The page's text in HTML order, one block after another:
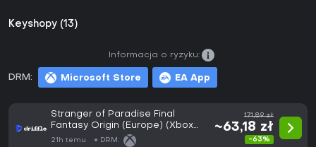
Keyshopy (13)
DRM: Microsoft Store EA App
Informacja o ryzyku:
Stranger of Paradise Final
Fantasy Origin (Europe) (Xbox
Series X|S) - Xbox Live - Digital
21h temu DRM:
171,89 zł
~63,18 zł
-63%